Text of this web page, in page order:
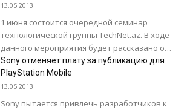
13.05.2013
1 июня состоится очередной семинар
технологической группы TechNet.az. В ходе
данного мероприятия будет рассказано о
новшествах и возможностях продукта
Windows Server 2012 от Microsoft....
Sony отменяет плату за публикацию для
PlayStation Mobile
13.05.2013
Sony пытается привлечь разработчиков к